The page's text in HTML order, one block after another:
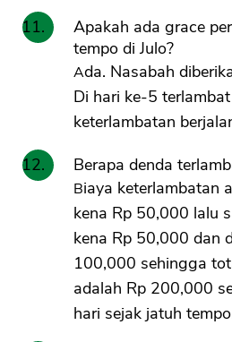
Apakah ada grace
tempo di Julo?
Ada. Nasabah diberikan grace period 4 hari.
Di hari ke-5
keterlambatan
Berapa denda
Biaya keterlambatan adalah pada hari ke 5
kena Rp 50,000 lalu
kena Rp 50,000 dan
100,000 sehingga
adalah Rp 200,000
hari sejak jatuh